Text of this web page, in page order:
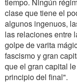
clase que tiene el
algunos ingenuos,
las relaciones entre
golpe de varita
fascismo y gran
que el gran capital
principio del final".